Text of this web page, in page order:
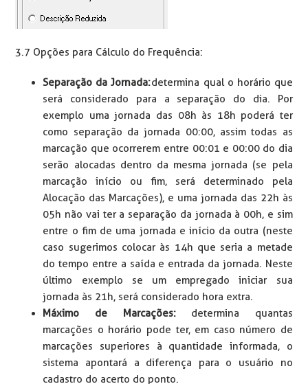
3.7 Opções para Cálculo do Frequência:
Separação da Jornada:determina qual o horário que
será considerado para a separação do dia. Por
exemplo uma jornada das 08h às 18h poderá ter
como separação da jornada 00:00, assim todas as
marcação que ocorrerem entre 00:01 e 00:00 do dia
serão alocadas dentro da mesma jornada (se pela
marcação início ou fim, será determinado pela
Alocação das Marcações), e uma jornada das 22h às
05h não vai ter a separação da jornada à 00h, e sim
entre o fim de uma jornada e início da outra (neste
caso sugerimos colocar às 14h que seria a metade
do tempo entre a saída e entrada da jornada. Neste
último exemplo se um empregado iniciar sua
jornada às 21h, será considerado hora extra.
Máximo de Marcações:determina quantas
marcações o horário pode ter, em caso número de
marcações superiores à quantidade informada, o
sistema apontará a diferença para o usuário no
cadastro do acerto do ponto.